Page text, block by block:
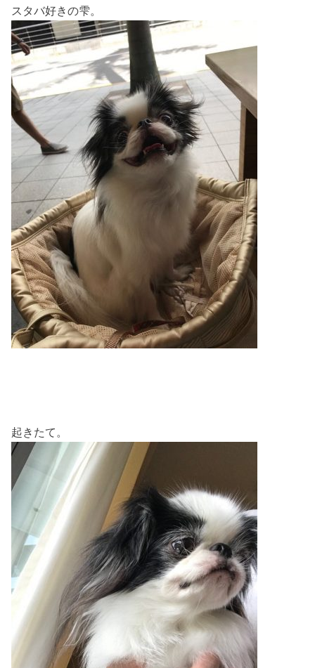
スタバ好きの雫。
起きたて。